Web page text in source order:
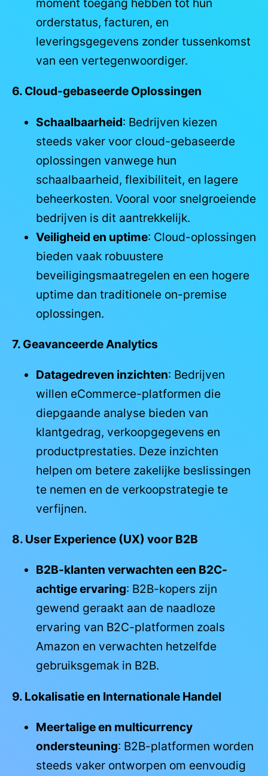
moment toegang hebben tot hun
orderstatus, facturen, en
leveringsgegevens zonder tussenkomst
van een vertegenwoordiger.
6. Cloud-gebaseerde Oplossingen
Schaalbaarheid: Bedrijven kiezen
steeds vaker voor cloud-gebaseerde
oplossingen vanwege hun
schaalbaarheid, flexibiliteit, en lagere
beheerkosten. Vooral voor snelgroeiende
bedrijven is dit aantrekkelijk.
Veiligheid en uptime: Cloud-oplossingen
bieden vaak robuustere
beveiligingsmaatregelen en een hogere
uptime dan traditionele on-premise
oplossingen.
7. Geavanceerde Analytics
Datagedreven inzichten: Bedrijven
willen eCommerce-platformen die
diepgaande analyse bieden van
klantgedrag, verkoopgegevens en
productprestaties. Deze inzichten
helpen om betere zakelijke beslissingen
te nemen en de verkoopstrategie te
verfijnen.
8. User Experience (UX) voor B2B
B2B-klanten verwachten een B2C-
achtige ervaring: B2B-kopers zijn
gewend geraakt aan de naadloze
ervaring van B2C-platformen zoals
Amazon en verwachten hetzelfde
gebruiksgemak in B2B.
9. Lokalisatie en Internationale Handel
Meertalige en multicurrency
ondersteuning: B2B-platformen worden
steeds vaker ontworpen om eenvoudig